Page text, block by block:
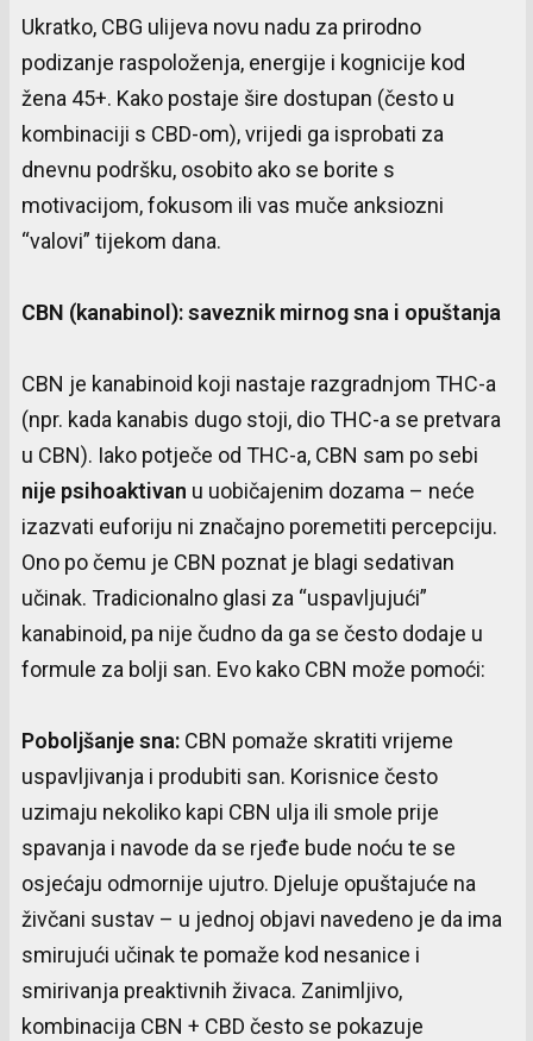
Ukratko, CBG ulijeva novu nadu za prirodno
podizanje raspoloženja, energije i kognicije kod
žena 45+. Kako postaje šire dostupan (često u
kombinaciji s CBD-om), vrijedi ga isprobati za
dnevnu podršku, osobito ako se borite s
motivacijom, fokusom ili vas muče anksiozni
“valovi” tijekom dana.
CBN (kanabinol ):saveznik mirnogsna i opuštanja
CBN je kanabinoid koji nastaje razgradnjom THC-a
(npr. kada kanabis dugo stoji, dio THC-a se pretvara
u CBN). Iako potječe od THC-a, CBN sam po sebi
nije psihoaktivan u uobičajenim dozama – neće
izazvati euforiju ni značajno poremetiti percepciju.
Ono po čemu je CBN poznat je blagi sedativan
učinak. Tradicionalno glasi za “uspavljujući”
kanabinoid, pa nije čudno da ga se često dodaje u
formule za bolji san. Evo kako CBN može pomoći:
Poboljšanjesna: CBN pomaže skratiti vrijeme
uspavljivanja i produbiti san. Korisnice često
uzimaju nekoliko kapi CBN ulja ili smole prije
spavanja i navode da se rjeđe bude noću te se
osjećaju odmornije ujutro. Djeluje opuštajuće na
živčani sustav – u jednoj objavi navedeno je da ima
smirujući učinak te pomaže kod nesanice i
smirivanja preaktivnih živaca. Zanimljivo,
kombinacija CBN + CBD često se pokazuje